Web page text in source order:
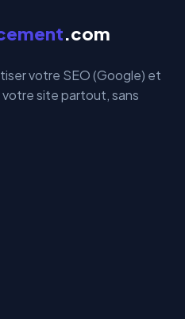
.com
votre SEO (Google) et
site partout, sans